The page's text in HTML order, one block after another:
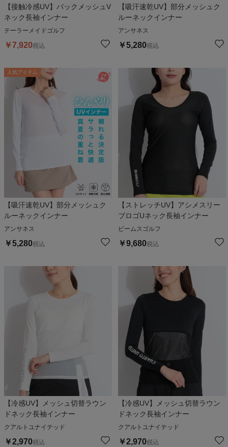
【接触冷感UV】バックメッシュV
ネック長袖インナー
テーラーメイドゴルフ
￥7,920税込
【吸汗速乾UV】部分メッシュク
ルーネックインナー
アンサネス
￥5,280税込
人気アイテム
【吸汗速乾UV】部分メッシュク
ルーネックインナー
アンサネス
￥5,280税込
【ストレッチUV】アシメスリー
ブロゴUネック長袖インナー
ビームスゴルフ
￥9,680税込
【冷感UV】メッシュ切替ラウン
ドネック長袖インナー
クアルトユナイテッド
￥2,970税込
【冷感UV】メッシュ切替ラウン
ドネック長袖インナー
クアルトユナイテッド
￥2,970税込